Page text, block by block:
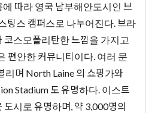
따라 영국 남부해안도시인 브
팅스 캠퍼스로 나누어진다. 브라
코스모폴리탄한 느낌을 가지고
편안한 커뮤니티이다. 여러 문
리며 North Laine 의 쇼핑가와
Stadium 도 유명하다. 이스트
도시로 유명하며, 약 3,000명의